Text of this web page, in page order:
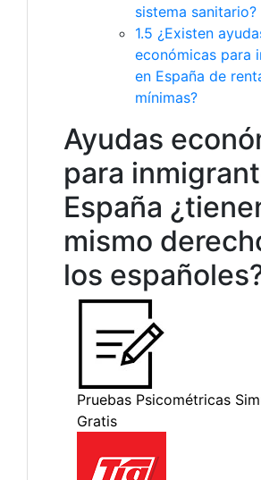
sistema sanitario?
1.5 ¿Existen
económicas para
en España de
mínimas?
Ayudas
para
España
mismo
los